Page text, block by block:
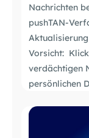
Nachrichten
pushTAN-
Vorsicht:
verdächtigen
persönlichen